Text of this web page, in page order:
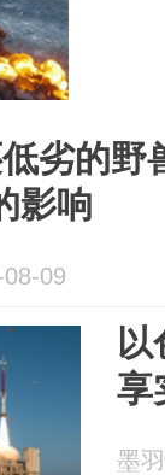
劣的野
影响
09
以
享
墨